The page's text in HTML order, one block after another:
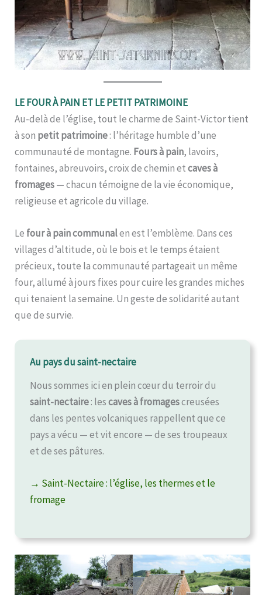
LE FOUR À PAIN ET LE PETIT PATRIMOINE
Au-delà de l’église, tout le charme de Saint-Victor tient
à son petit patrimoine: l’héritage humble d’une
communauté de montagne. Fours à pain, lavoirs,
fontaines, abreuvoirs, croix de chemin etcaves à
fromages— chacun témoigne de la vie économique,
religieuse et agricole du village.
Le four à pain communalen est l’emblème. Dans ces
villages d’altitude, où le bois et le temps étaient
précieux, toute la communauté partageait un même
four, allumé à jours fixes pour cuire les grandes miches
qui tenaient la semaine. Un geste de solidarité autant
que de survie.
Au pays du saint-nectaire
Nous sommes ici en plein cœur du terroir du
saint-nectaire: lescaves à fromagescreusées
dans les pentes volcaniques rappellent que ce
pays a vécu — et vit encore — de ses troupeaux
et de ses pâtures.
→ Saint-Nectaire : l’église, les thermes et le
fromage